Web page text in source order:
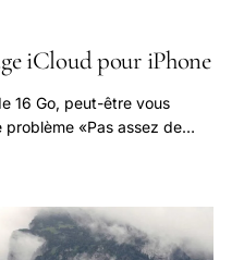
iCloud pour iPhone
16 Go, peut-être vous
problème «Pas assez de